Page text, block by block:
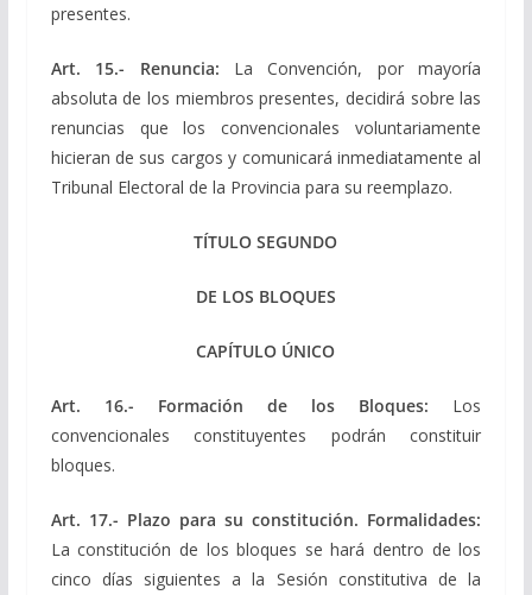
presentes.
Art. 15.- Renuncia: La Convención, por mayoría
absoluta de los miembros presentes, decidirá sobre las
renuncias que los convencionales voluntariamente
hicieran de sus cargos y comunicará inmediatamente al
Tribunal Electoral de la Provincia para su reemplazo.
TÍTULO SEGUNDO
DE LOS BLOQUES
CAPÍTULO ÚNICO
Art. 16.- Formación de los Bloques: Los
convencionales constituyentes podrán constituir
bloques.
Art. 17.- Plazo para su constitución. Formalidades:
La constitución de los bloques se hará dentro de los
cinco días siguientes a la Sesión constitutiva de la